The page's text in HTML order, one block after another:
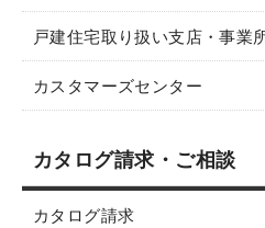
戸建住宅取り扱い支店・事業
カスタマーズセンター
カタログ請求・ご相談
カタログ請求